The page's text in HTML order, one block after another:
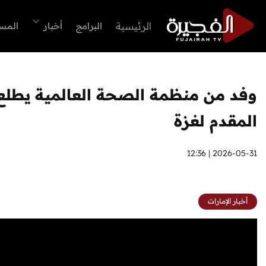
الرئيسية البرامج أخبار
وفد من منظمة الصحة العالمية
المقدم لغزة
2026-05-31 | 12:36
أخبار الإمارات